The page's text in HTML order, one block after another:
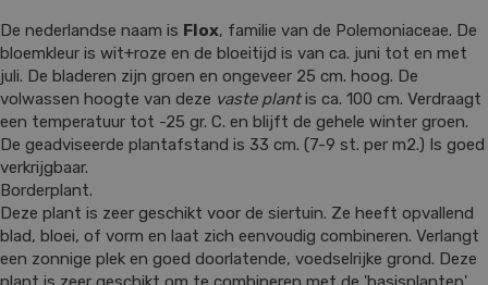
De nederlandse naam is Flox, familie van de Polemoniaceae. De
bloemkleur is wit+roze en de bloeitijd is van ca. juni tot en met
juli. De bladeren zijn groen en ongeveer 25 cm. hoog. De
volwassen hoogte van deze vaste plantis ca. 100 cm. Verdraagt
een temperatuur tot -25 gr. C. en blijft de gehele winter groen.
De geadviseerde plantafstand is 33 cm. (7-9 st. per m2.) Is goed
verkrijgbaar.
Borderplant.
Deze plant is zeer geschikt voor de siertuin. Ze heeft opvallend
blad, bloei, of vorm en laat zich eenvoudig combineren. Verlangt
een zonnige plek en goed doorlatende, voedselrijke grond. Deze